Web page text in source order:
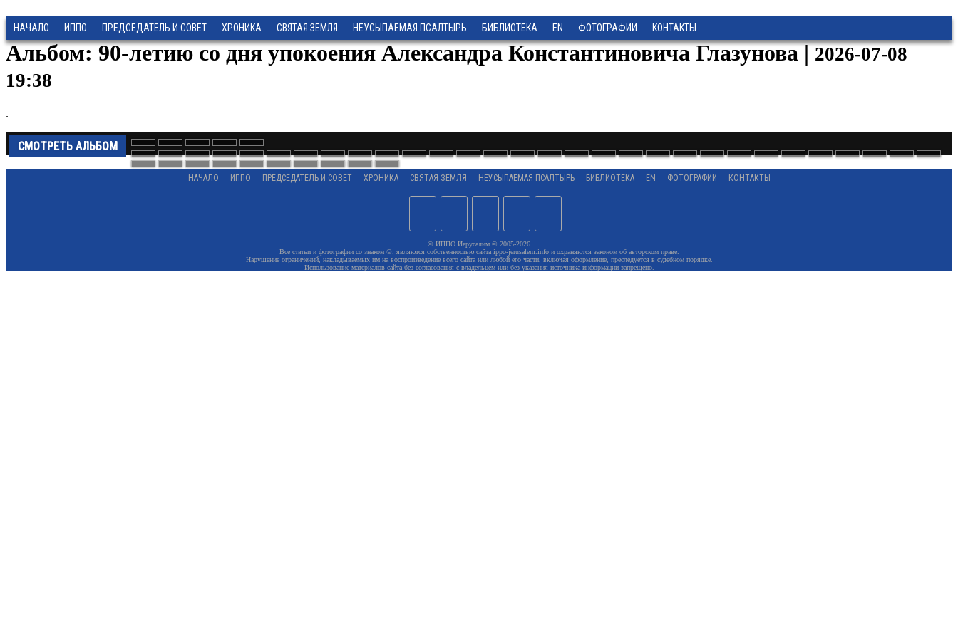
НАЧАЛО ИППО ПРЕДСЕДАТЕЛЬ И СОВЕТ ХРОНИКА СВЯТАЯ ЗЕМЛЯ НЕУСЫПАЕМАЯ ПСАЛТЫРЬ БИБЛИОТЕКА EN ФОТОГРАФИИ КОНТАКТЫ
Альбом: 90-летию со дня упокоения Александра Константиновича Глазунова |2026-07-08
19:38
.
СМОТРЕТЬ АЛЬБОМ
НАЧАЛО ИППО ПРЕДСЕДАТЕЛЬ И СОВЕТ ХРОНИКА СВЯТАЯ ЗЕМЛЯ НЕУСЫПАЕМАЯ ПСАЛТЫРЬ БИБЛИОТЕКА EN ФОТОГРАФИИ КОНТАКТЫ
© ИППО Иерусалим ©.2005-2026
Все статьи и фотографии со знаком ©. являются собственностью сайта ippo-jerusalem.info и охраняются законом об авторском праве.
Нарушение ограничений, накладываемых им на воспроизведение всего сайта или любой его части, включая оформление, преследуется в судебном порядке.
Использование материалов сайта без согласования с владельцем или без указания источника информации запрещено.